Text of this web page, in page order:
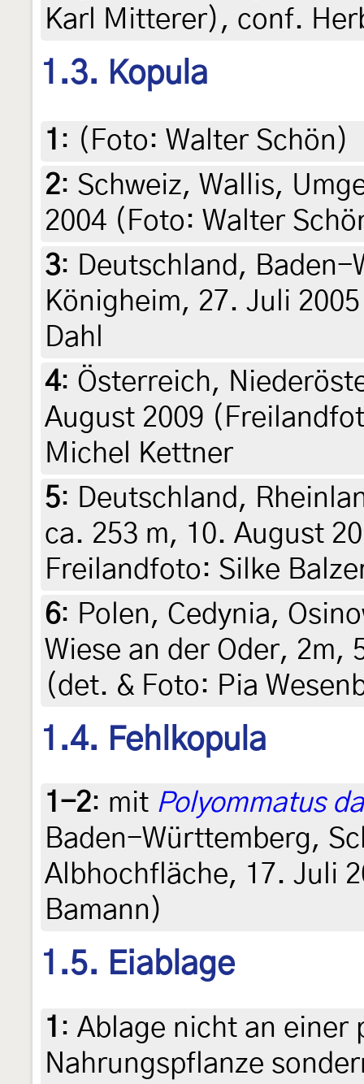
Karl Mitterer), conf.
1.3. Kopula
1 : (Foto: Walter Schön)
2: Schweiz, Wallis,
2004 (Foto: Walter
3: Deutschland,
Königheim, 27. Juli
Dahl
4: Österreich,
August 2009
Michel Kettner
5: Deutschland,
ca. 253 m, 10. August
Freilandfoto: Silke
6: Polen, Cedynia,
Wiese an der Oder, 2m,
(det. & Foto: Pia
1.4. Fehlkopula
1-2: mit Polyommatus
Baden-Württemberg,
Albhochfläche, 17. Juli
Bamann)
1.5. Eiablage
1 : Ablage nicht an einer
Nahrungspflanze